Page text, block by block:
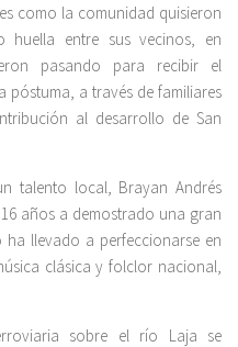
como la comunidad quisieron
huella entre sus vecinos, en
pasando para recibir el
a través de familiares
al desarrollo de San
talento local, Brayan Andrés
años a demostrado una gran
llevado a perfeccionarse en
clásica y folclor nacional,
sobre el río Laja se